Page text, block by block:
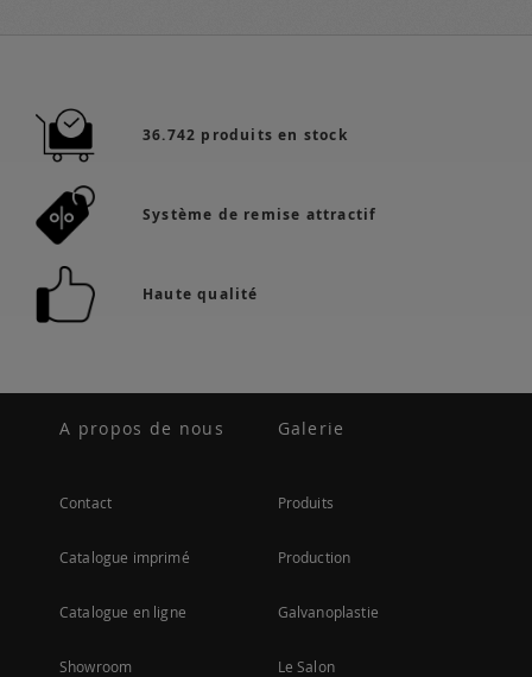
36.742 produits en stock
Système de remise attractif
Haute qualité
A propos de nous
Contact
Catalogue imprimé
Catalogue en ligne
Showroom
Galerie
Produits
Production
Galvanoplastie
Le Salon